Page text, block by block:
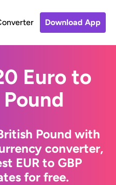
Download App
Euro to
Pound with
converter,
EUR to GBP
for free.